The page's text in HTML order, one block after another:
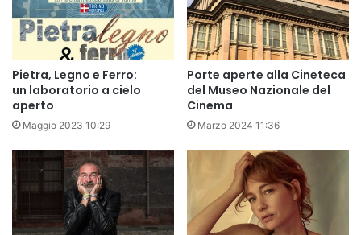
Pietra, Legno e Ferro:
un laboratorio a cielo
aperto
Maggio 2023 10:29
Porte aperte alla Cineteca
del Museo Nazionale del
Cinema
Marzo 2024 11:36